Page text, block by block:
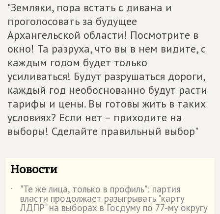
"Земляки, пора встать с дивана и
проголосовать за будущее
Архангельской области! Посмотрите в
окно! Та разруха, что вы в нем видите, с
каждым годом будет только
усиливаться! Будут разрушаться дороги,
каждый год необоснованно будут расти
тарифы и цены. Вы готовы жить в таких
условиях? Если нет – приходите на
выборы! Сделайте правильный выбор"
Новости
˙ "Те же лица, только в профиль": партия
власти продолжает разыгрывать "карту
ЛДПР" на выборах в Госдуму по 77-му округу